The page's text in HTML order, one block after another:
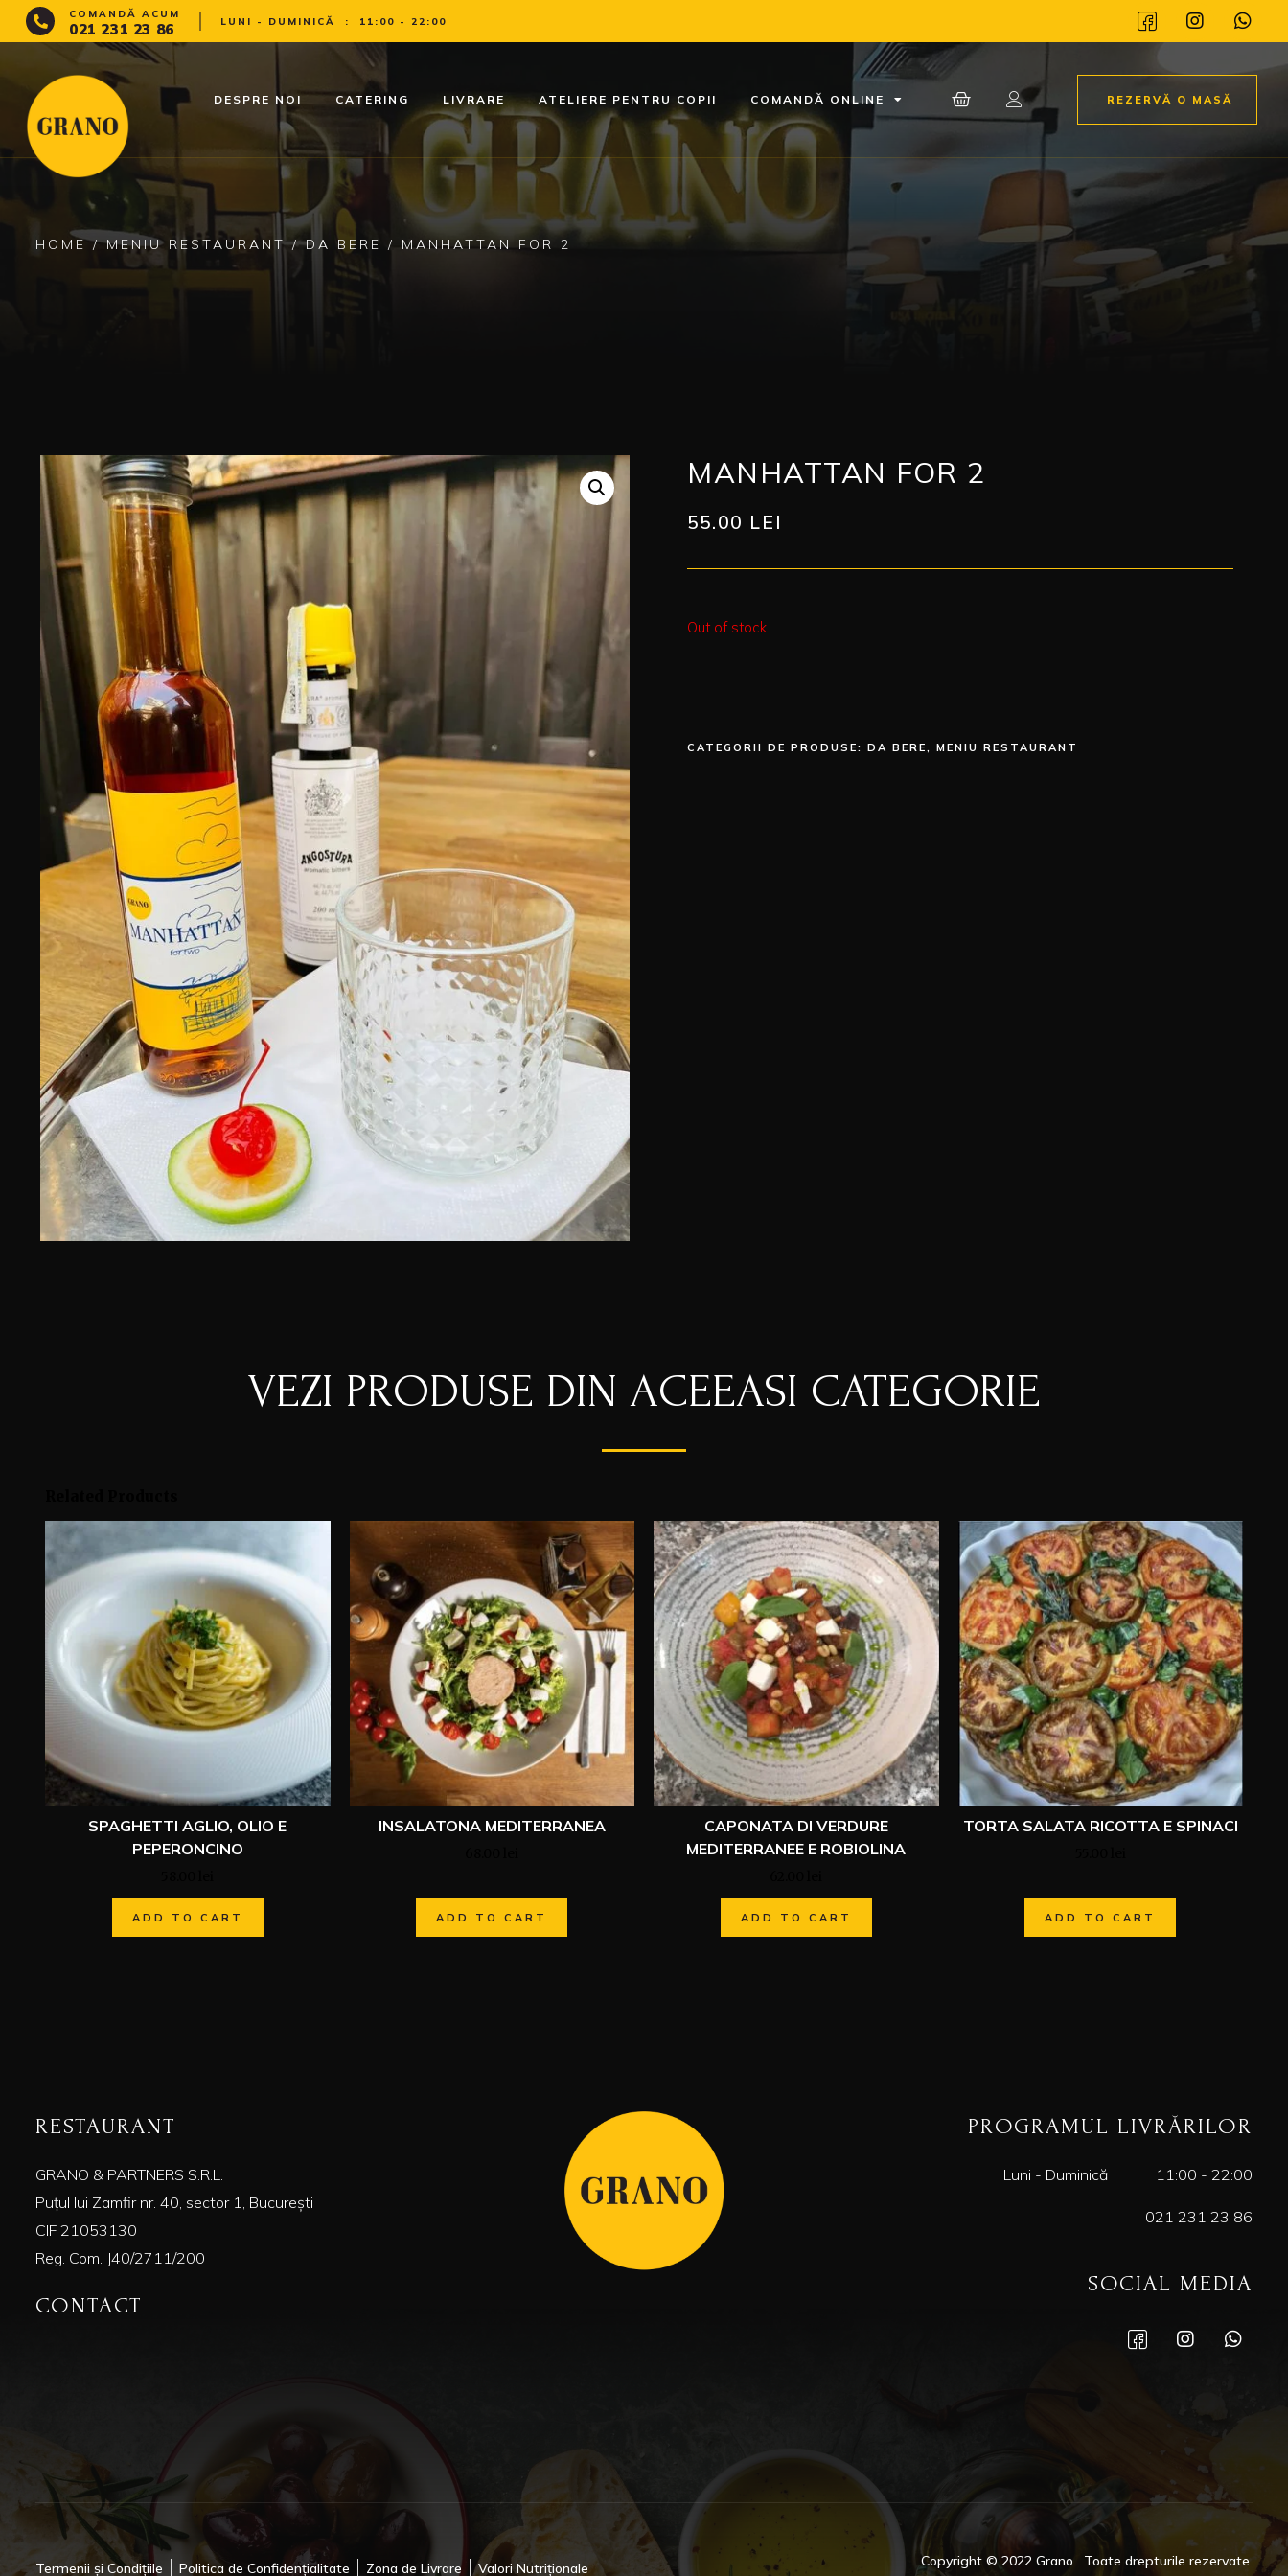
COMANDĂ ACUM
021 231 23 86 LUNI - DUMINICĂ : 11:00 - 22:00
DESPRE NOI CATERING LIVRARE ATELIERE PENTRU COPII COMANDĂ ONLINE REZERVĂ O MASĂ
HOME/MENIU RESTAURANT/DA BERE / MANHATTAN FOR 2
MANHATTAN FOR 2
55.00 LEI
Out of stock
CATEGORII DE PRODUSE: DA BERE , MENIU RESTAURANT
VEZI PRODUSE DIN ACEEASI CATEGORIE
SPAGHETTI AGLIO, OLIO E
PEPERONCINO
ADD TO CART
INSALATONA MEDITERRANEA
ADD TO CART
CAPONATA DI VERDURE
MEDITERRANEE E ROBIOLINA
ADD TO CART
TORTA SALATA RICOTTA E SPINACI
ADD TO CART
RESTAURANT
GRANO & PARTNERS S.R.L.
Puțul lui Zamfir nr. 40, sector 1, București
CIF 21053130
Reg. Com. J40/2711/200
CONTACT
PROGRAMUL LIVRĂRILOR
Luni - Duminică 11:00 - 22:00
021 231 23 86
SOCIAL MEDIA
Termenii și Condițiile Politica de Confidențialitate Zona de Livrare Valori Nutriționale Copyright © 2022 Grano . Toate drepturile rezervate.